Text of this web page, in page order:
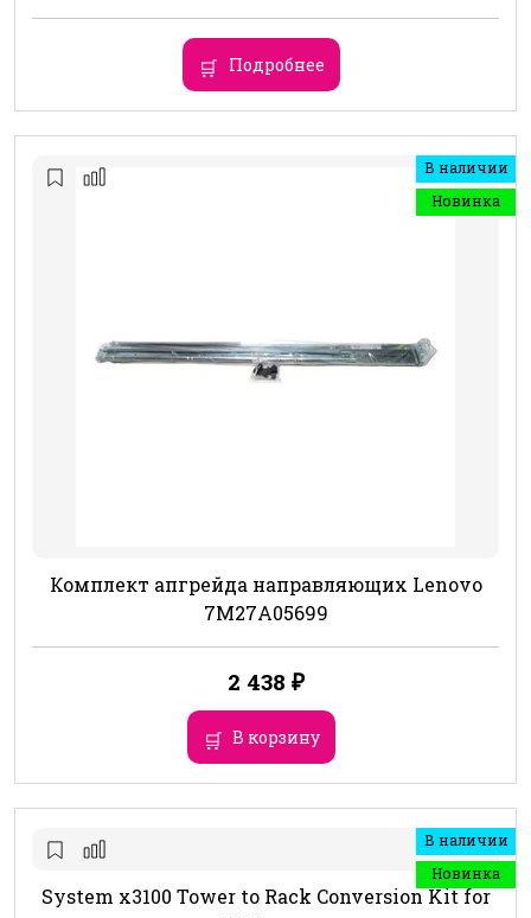
Подробнее
В наличии
Новинка
Комплект апгрейда направляющих Lenovo
7M27A05699
2 438 ₽
В корзину
В наличии
Новинка
System x3100 Tower to Rack Conversion Kit for